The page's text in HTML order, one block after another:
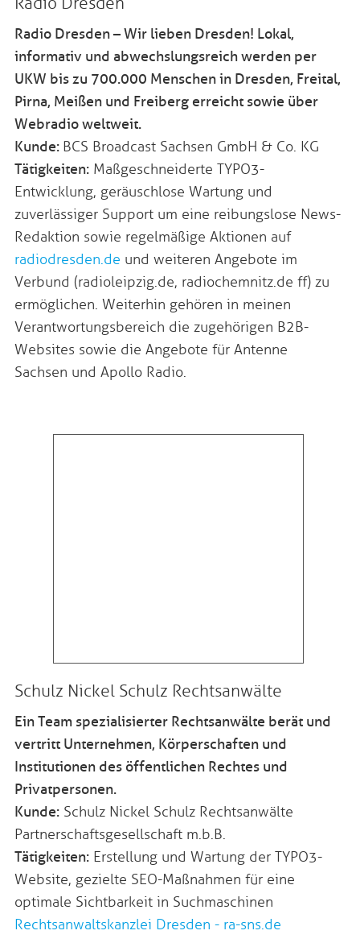
Radio Dresden – Wir lieben Dresden! Lokal,
informativ und abwechslungsreich werden per
UKW bis zu 700.000 Menschen in Dresden, Freital,
Pirna, Meißen und Freiberg erreicht sowie über
Webradio weltweit.
Kunde: BCS Broadcast Sachsen GmbH & Co. KG
Tätigkeiten:Maßgeschneiderte TYPO3-
Entwicklung, geräuschlose Wartung und
zuverlässiger Support um eine reibungslose News-
Redaktion sowie regelmäßige Aktionen auf
radiodresden.de und weiteren Angebote im
Verbund (radioleipzig.de, radiochemnitz.de ff) zu
ermöglichen. Weiterhin gehören in meinen
Verantwortungsbereich die zugehörigen B2B-
Websites sowie die Angebote für Antenne
Sachsen und Apollo Radio.
Schulz Nickel Schulz Rechtsanwälte
Ein Team spezialisierter Rechtsanwälte berät und
vertritt Unternehmen, Körperschaften und
Institutionen des öffentlichen Rechtes und
Privatpersonen.
Kunde:Schulz Nickel Schulz Rechtsanwälte
Partnerschaftsgesellschaft m.b.B.
Tätigkeiten:Erstellung und Wartung der TYPO3-
Website, gezielte SEO-Maßnahmen für eine
optimale Sichtbarkeit in Suchmaschinen
Rechtsanwaltskanzlei Dresden - ra-sns.de